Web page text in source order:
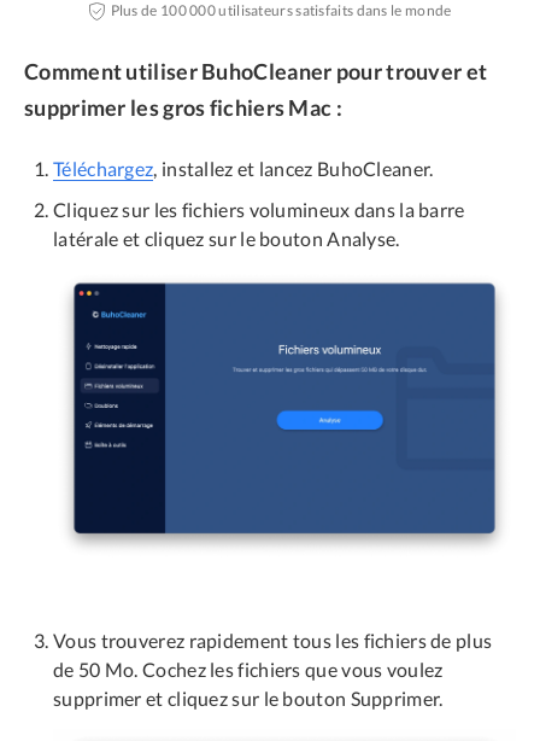
Plus de 100 000 utilisateurs satisfaits dans le monde
Comment utiliser BuhoCleaner pour trouver et
supprimer les gros fichiers Mac :
Téléchargez , installez et lancez BuhoCleaner.
Cliquez sur les fichiers volumineux dans la barre
latérale et cliquez sur le bouton Analyse.
Vous trouverez rapidement tous les fichiers de plus
de 50 Mo. Cochez les fichiers que vous voulez
supprimer et cliquez sur le bouton Supprimer.